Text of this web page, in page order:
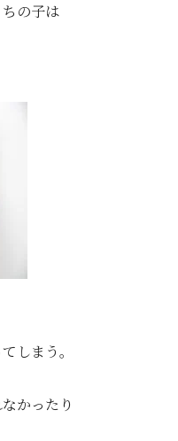
の子は
しまう。
かったり